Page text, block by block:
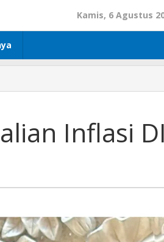
Kamis, 6 Agustus
Inflasi